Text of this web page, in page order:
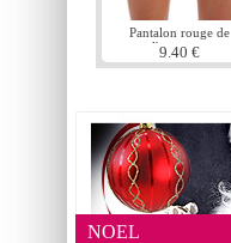
Pantalon rouge de
l'agitation
9.40 €
NOEL